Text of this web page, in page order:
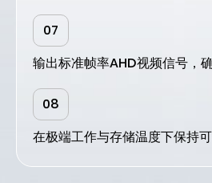
07
输出标准帧率AHD视频信号，
08
在极端工作与存储温度下保持可